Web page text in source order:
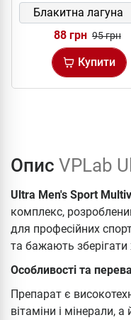
88 грн 95 грн
Купити
Опис VPLab
Ultra Men's Sport
комплекс,
для професійних
та бажають
Особливості та
Препарат є
вітаміни і мінерали,